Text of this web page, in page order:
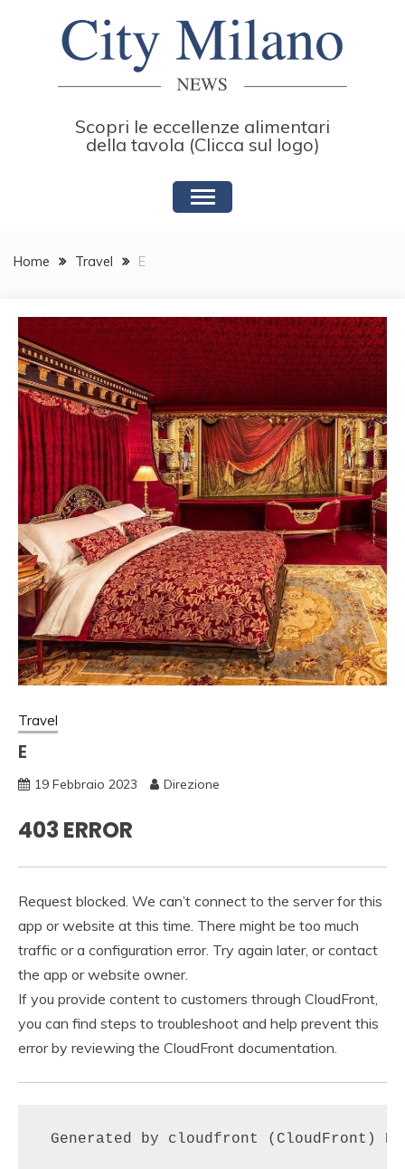
Scopri le eccellenze alimentari
della tavola (Clicca sul logo)
Home Travel E
Travel
E
19 Febbraio 2023 Direzione
403 ERROR
Request blocked. We can’t connect to the server for this
app or website at this time. There might be too much
traffic or a configuration error. Try again later, or contact
the app or website owner.
If you provide content to customers through CloudFront,
you can find steps to troubleshoot and help prevent this
error by reviewing the CloudFront documentation.
Generated by cloudfront (CloudFront)